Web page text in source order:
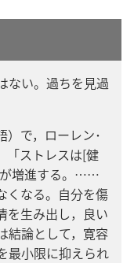
ない。過ちを見過
）で，ローレン･
「ストレスは[健
が増進する。……
くなる。自分を傷
を生み出し，良い
結論として，寛容
最小限に抑えられ